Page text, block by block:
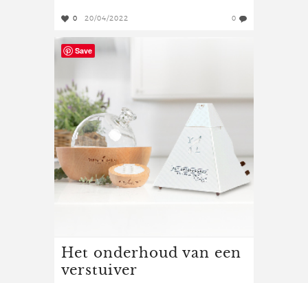
0 20/04/2022 0
Het onderhoud van een
verstuiver
Save